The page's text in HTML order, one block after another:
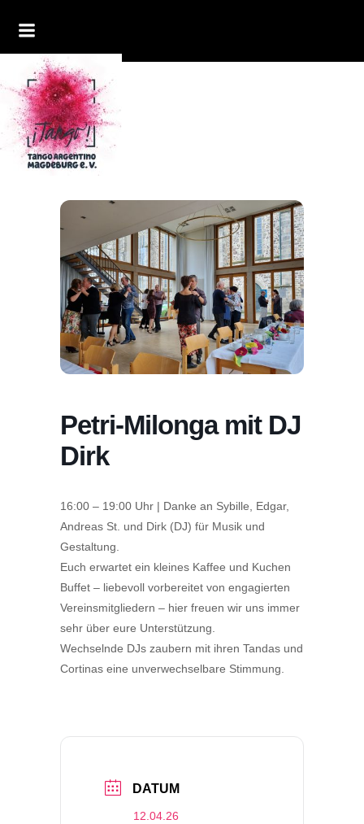
Petri-Milonga mit DJ
Dirk
16:00 – 19:00 Uhr | Danke an Sybille, Edgar,
Andreas St. und Dirk (DJ) für Musik und
Gestaltung.
Euch erwartet ein kleines Kaffee und Kuchen
Buffet – liebevoll vorbereitet von engagierten
Vereinsmitgliedern – hier freuen wir uns immer
sehr über eure Unterstützung.
Wechselnde DJs zaubern mit ihren Tandas und
Cortinas eine unverwechselbare Stimmung.
DATUM
12.04.26